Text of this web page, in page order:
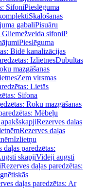
SifoniPieslēguma
Skalošanas
gabaliPisuāru
Gliemežveida sifoniP
Pieslēguma
Bidē kanalizācijas
IzlietnesDubultās
mazgāšanas
Zem virsmas
Lietās
Sifona
Roku mazgāšanas
Mēbeļu
Rezerves daļas
Rezerves daļas
Izlietņu
daļas paredzētas:
skapjiVidēji augsti
Rezerves daļas paredzētas:
daļas paredzētas: Ar